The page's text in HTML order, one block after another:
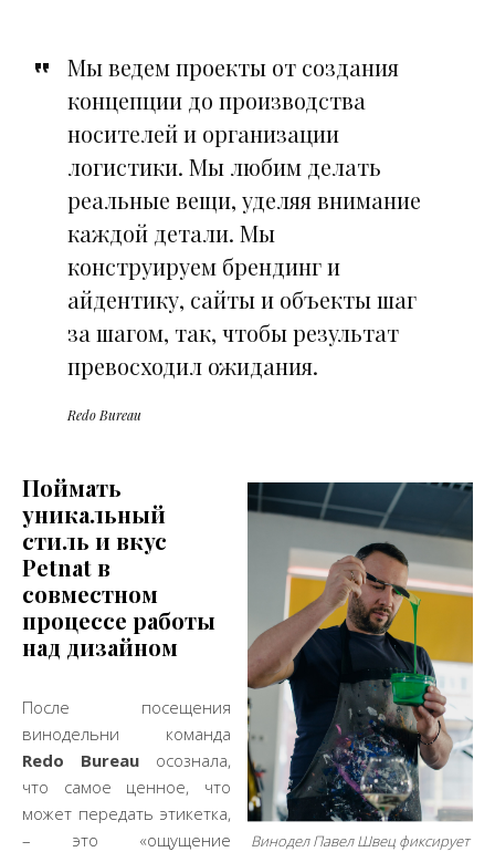
Мы ведем проекты от создания
концепции до производства
носителей и организации
логистики. Мы любим делать
реальные вещи, уделяя внимание
каждой детали. Мы
конструируем брендинг и
айдентику, сайты и объекты шаг
за шагом, так, чтобы результат
превосходил ожидания.
Redo Bureau
Винодел Павел Швец фиксирует
Поймать
уникальный
стиль и вкус
Petnat в
совместном
процессе работы
над дизайном
После посещения
винодельни команда
Redo Bureau осознала,
что самое ценное, что
может передать этикетка,
– это «ощущение